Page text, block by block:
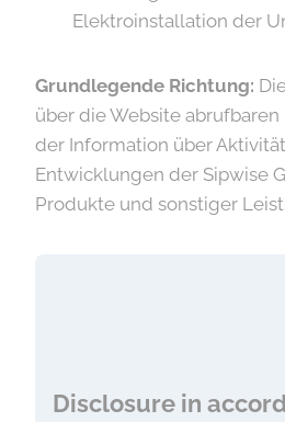
Elektroinstallation der
Grundlegende Richtung:
über die Website
der Information über
Entwicklungen der Sipwise
Produkte und sonstiger
Disclosure in